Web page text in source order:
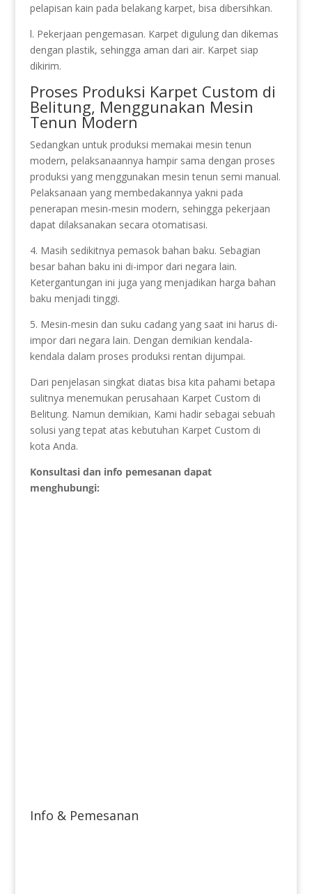
pelapisan kain pada belakang karpet, bisa dibersihkan.
l. Pekerjaan pengemasan. Karpet digulung dan dikemas
dengan plastik, sehingga aman dari air. Karpet siap
dikirim.
Proses Produksi Karpet Custom di
Belitung, Menggunakan Mesin
Tenun Modern
Sedangkan untuk produksi memakai mesin tenun
modern, pelaksanaannya hampir sama dengan proses
produksi yang menggunakan mesin tenun semi manual.
Pelaksanaan yang membedakannya yakni pada
penerapan mesin-mesin modern, sehingga pekerjaan
dapat dilaksanakan secara otomatisasi.
4. Masih sedikitnya pemasok bahan baku. Sebagian
besar bahan baku ini di-impor dari negara lain.
Ketergantungan ini juga yang menjadikan harga bahan
baku menjadi tinggi.
5. Mesin-mesin dan suku cadang yang saat ini harus di-
impor dari negara lain. Dengan demikian kendala-
kendala dalam proses produksi rentan dijumpai.
Dari penjelasan singkat diatas bisa kita pahami betapa
sulitnya menemukan perusahaan Karpet Custom di
Belitung. Namun demikian, Kami hadir sebagai sebuah
solusi yang tepat atas kebutuhan Karpet Custom di
kota Anda.
Konsultasi dan info pemesanan dapat
menghubungi:
Info & Pemesanan